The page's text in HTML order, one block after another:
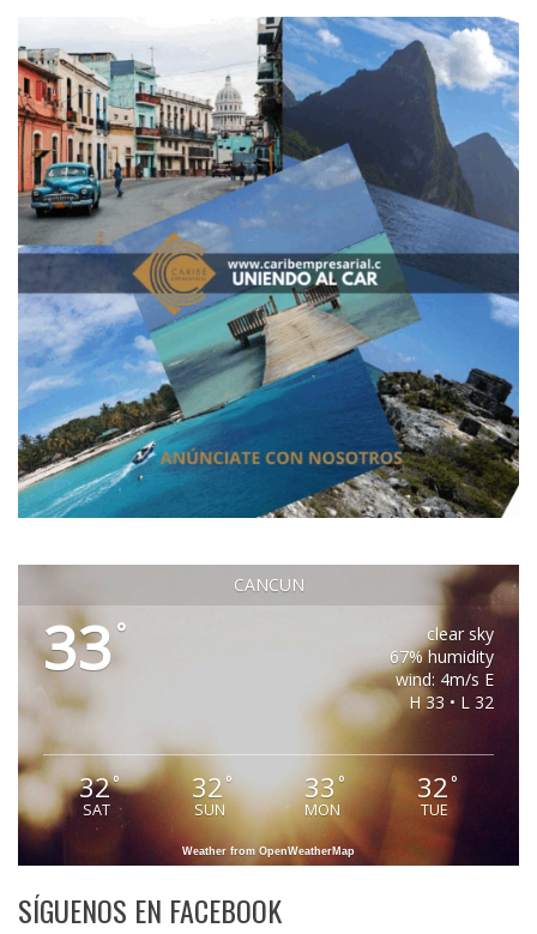
CANCUN
33°
clear sky
67% humidity
wind: 4m/s E
H 33 • L 32
32°
SAT
32°
SUN
33 °
MON
32°
TUE
Weather from OpenWeatherMap
SÍGUENOS EN FACEBOOK